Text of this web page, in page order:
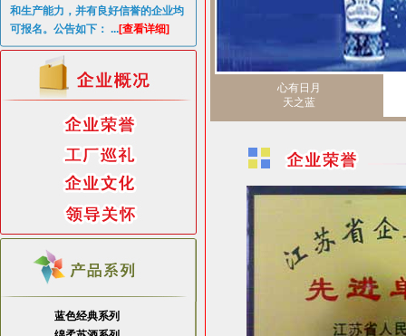
和生产能力，并有良好信誉的企业均
可报名。公告如下： ...[查看详细]
蓝色经典系列
心有日月
天之蓝